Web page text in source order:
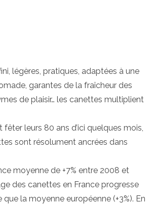
légères, pratiques, adaptées à une
garantes de la fraîcheur des
de plaisir… les canettes multiplient
fêter leurs 80 ans d’ici quelques mois,
sont résolument ancrées dans
moyenne de +7% entre 2008 et
des canettes en France progresse
la moyenne européenne (+3%). En